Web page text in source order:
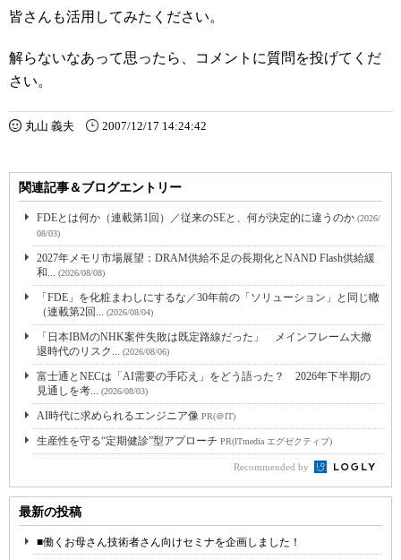
皆さんも活用してみたください。
解らないなあって思ったら、コメントに質問を投げてくだ
さい。
丸山 義夫 2007/12/17 14:24:42
関連記事＆ブログエントリー
FDEとは何か（連載第1回）／従来のSEと、何が決定的に違うのか (2026/
08/03)
2027年メモリ市場展望：DRAM供給不足の長期化とNAND Flash供給緩
和... (2026/08/08)
「FDE」を化粧まわしにするな／30年前の「ソリューション」と同じ轍
（連載第2回... (2026/08/04)
「日本IBMのNHK案件失敗は既定路線だった」 メインフレーム大撤
退時代のリスク... (2026/08/06)
富士通とNECは「AI需要の手応え」をどう語った？ 2026年下半期の
見通しを考... (2026/08/03)
AI時代に求められるエンジニア像 PR(＠IT)
生産性を守る“定期健診”型アプローチ PR(ITmedia エグゼクティブ)
Recommended by
最新の投稿
■働くお母さん技術者さん向けセミナを企画しました！